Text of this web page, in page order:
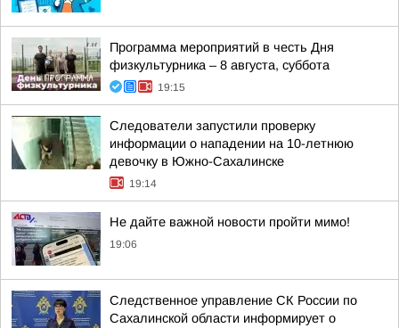
Программа мероприятий в честь Дня
физкультурника – 8 августа, суббота
19:15
Следователи запустили проверку
информации о нападении на 10-летнюю
девочку в Южно-Сахалинске
19:14
Не дайте важной новости пройти мимо!
19:06
Следственное управление СК России по
Сахалинской области информирует о